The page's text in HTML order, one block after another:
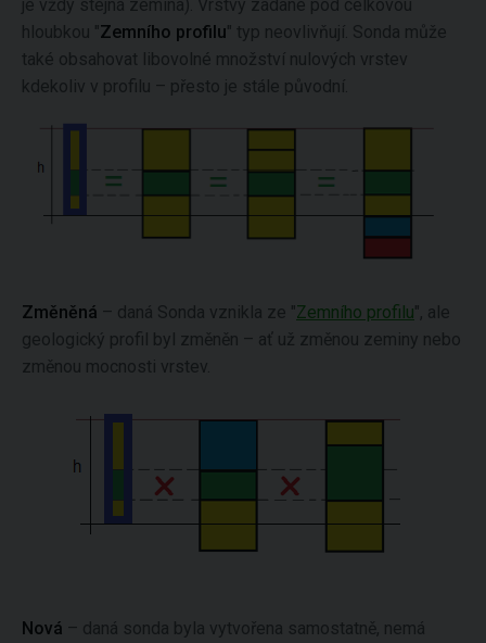
je vždy stejná zemina). Vrstvy zadané pod celkovou
hloubkou "Zemního profilu" typ neovlivňují. Sonda může
také obsahovat libovolné množství nulových vrstev
kdekoliv v profilu – přesto je stále původní.
Změněná – daná Sonda vznikla ze "Zemního profilu", ale
geologický profil byl změněn – ať už změnou zeminy nebo
změnou mocnosti vrstev.
Nová – daná sonda byla vytvořena samostatně, nemá